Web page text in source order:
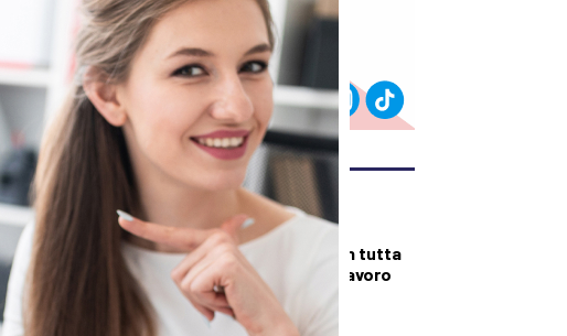
ULTIMI ARTICOLI
DALLA TOSCANA
Fiamme di bosco in tutta
la Regione, superlavoro
per l’Aib